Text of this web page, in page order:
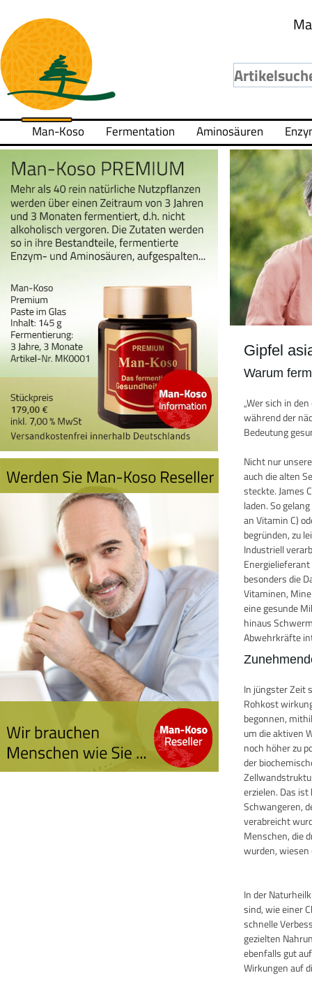
Man-Koso Fermentation Aminosäuren
Gipfel
Warum
„Wer sich in
während der
Bedeutung
Nicht nur
auch die alten
steckte. James
laden. So
an Vitamin C)
begründen, zu
Industriell
besonders die
Vitaminen,
eine gesunde
hinaus
Abwehrkräfte
In jüngster Zeit
Rohkost
begonnen,
um die aktiven
noch höher zu
der
erzielen. Das
Schwangeren,
verabreicht
Menschen, die
wurden, wiesen
In der
sind, wie einer
schnelle
gezielten
ebenfalls gut
Wirkungen auf